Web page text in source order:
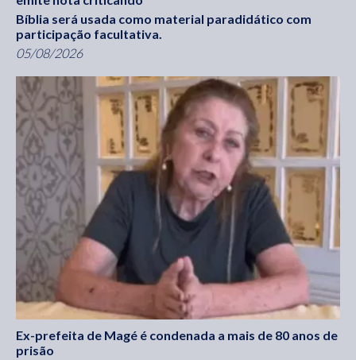
Bíblia será usada como material paradidático com
participação facultativa.
05/08/2026
Ex-prefeita de Magé é condenada a mais de 80 anos de
prisão